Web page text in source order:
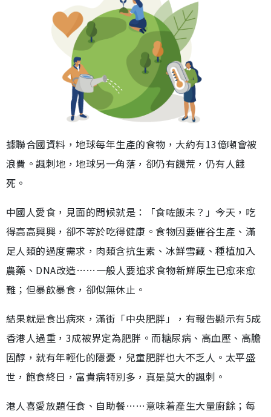
據聯合國資料，地球每年生產的食物，大約有13億噸會被
浪費。諷刺地，地球另一角落，卻仍有饑荒，仍有人餓
死。
中國人愛食，見面的問候就是：「食咗飯未？」今天，吃
得高高興興，卻不等於吃得健康。食物因要催谷生產、滿
足人類的過度需求，肉類含抗生素、冰鮮雪藏、種植加入
農藥、DNA改造……一般人要追求食物新鮮原生已愈來愈
難；但暴飲暴食，卻似無休止。
結果就是食出病來，滿街「中央肥胖」，有報告顯示有5成
香港人過重，3成被界定為肥胖。而糖尿病、高血壓、高膽
固醇，就有年輕化的隱憂，兒童肥胖也大不乏人。太平盛
世，飽食終日，富貴病特別多，真是莫大的諷刺。
港人喜愛放題任食、自助餐……意味着產生大量廚餘；每